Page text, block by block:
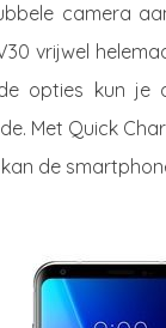
camera
vrijwel
opties kun je
Met Quick
de